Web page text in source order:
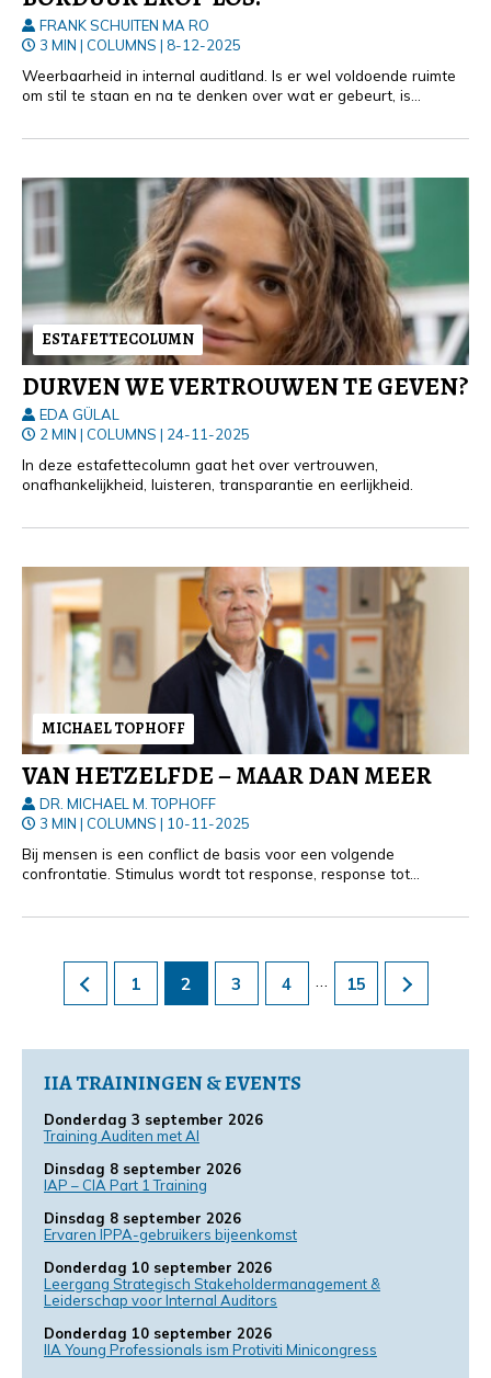
FRANK SCHUITEN MA RO
3 MIN | COLUMNS | 8-12-2025
Weerbaarheid in internal auditland. Is er wel voldoende ruimte
om stil te staan en na te denken over wat er gebeurt, is
ESTAFETTECOLUMN
DURVEN WE VERTROUWEN TE GEVEN?
EDA GÜLAL
2 MIN | COLUMNS | 24-11-2025
In deze estafettecolumn gaat het over vertrouwen,
onafhankelijkheid, luisteren, transparantie en eerlijkheid.
MICHAEL TOPHOFF
VAN HETZELFDE – MAAR DAN MEER
DR. MICHAEL M. TOPHOFF
3 MIN | COLUMNS | 10-11-2025
Bij mensen is een conflict de basis voor een volgende
confrontatie. Stimulus wordt tot response, response tot
herhaald,
1 2 3 4 … 15
IIA TRAININGEN & EVENTS
Donderdag 3 september 2026
Training Auditen met AI
Dinsdag 8 september 2026
IAP – CIA Part 1 Training
Dinsdag 8 september 2026
Ervaren IPPA-gebruikers bijeenkomst
Donderdag 10 september 2026
Leergang Strategisch Stakeholdermanagement &
Leiderschap voor Internal Auditors
Donderdag 10 september 2026
IIA Young Professionals ism Protiviti Minicongress